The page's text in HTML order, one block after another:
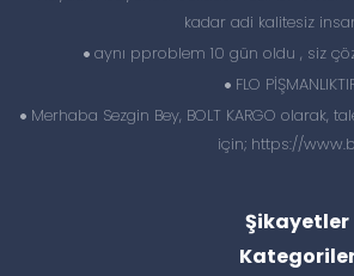
kadar adi kalitesiz
aynı pproblem 10 gün oldu , siz
FLO
Merhaba Sezgin Bey, BOLT KARGO olarak,
için; https://
Şikayetler